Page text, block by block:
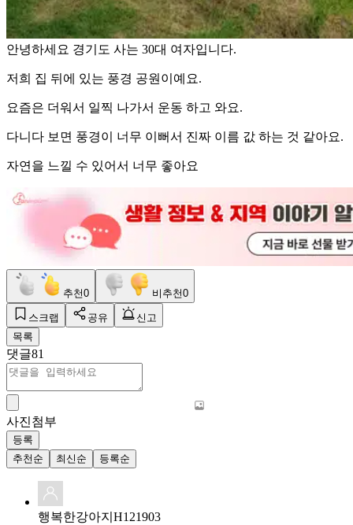
안녕하세요 경기도 사는 30대 여자입니다.
저희 집 뒤에 있는 풍경 공원이예요.
요즘은 더워서 일찍 나가서 운동 하고 와요.
다니다 보면 풍경이 너무 이뻐서 진짜 이름 값 하는 것 같아요.
자연을 느낄 수 있어서 너무 좋아요
추천0 비추천0
스크랩 공유
신고
목록
댓글81
사진첨부
등록
추천순
최신순 등록순
행복한강아지H121903